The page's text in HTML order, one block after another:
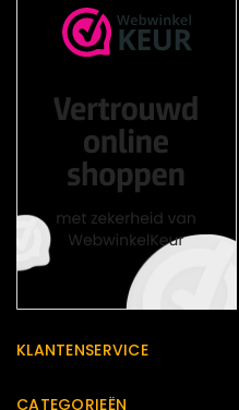
KLANTENSERVICE
CATEGORIEËN